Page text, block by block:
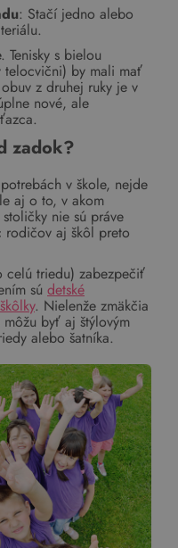
: Stačí jedno alebo
Tenisky s bielou
telocvični) by mali mať
z druhej ruky je v
nové, ale
zadok?
v škole, nejde
aj o to, v akom
nie sú práve
rodičov aj škôl preto
celú triedu) zabezpečiť
sú detské
. Nielenže zmäkčia
byť aj štýlovým
alebo šatníka.